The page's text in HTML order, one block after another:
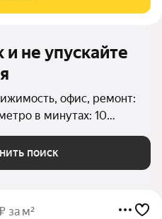
не упускайте
офис, ремонт:
в минутах: 10
поиск
за м²